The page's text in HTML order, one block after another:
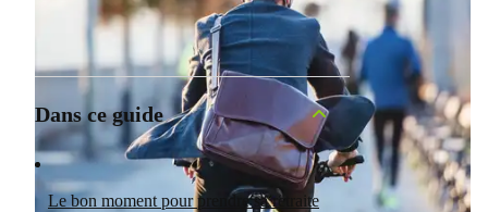
Dans ce guide
Le bon moment pour prendre sa retraite